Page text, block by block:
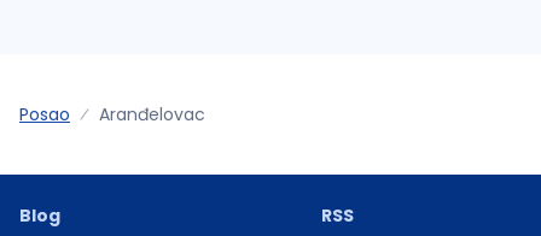
Posao Aranđelovac
Blog
RSS